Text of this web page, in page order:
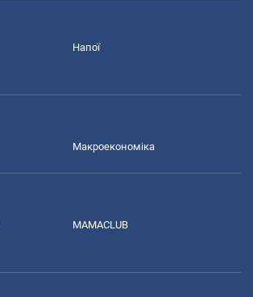
Напої
Макроекономіка
MAMACLUB